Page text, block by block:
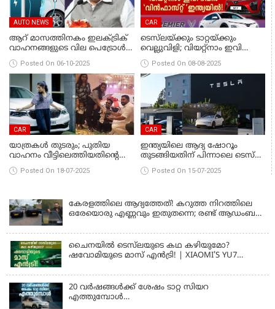
AUTO NEWS
ആറ് മാസത്തിനകം ഇലക്‌ട്രിക്
വാഹനങ്ങളുടെ വില പെട്രോൾ
വാഹനങ്ങൾക്ക് തുല്യമാകും:
കേന്ദ്രമന്ത്രി ഗഡ്കരി
Posted On 06-10-2025
CAR
ടെസ്‌ലയ്ക്കും ടാറ്റയ്ക്കും
വെല്ലുവിളി; വിയറ്റ്നാം ഇവി
ഭീമൻ 'വിൻഫാസ്റ്റ്' ഇന്ത്യയിൽ!
Posted On 08-08-2025
CAR
യാത്രകൾ തുടരും; പുതിയ
വാഹനം വീട്ടിലെത്തിയതിന്റെ
സന്തോഷം പങ്കുവച്ച് ഗിന്നസ്
പക്രുPosted On 18-07-2025
CAR
ഇന്ത്യയിലെ ആദ്യ ഷോറൂം
തുടങ്ങിയതിന് പിന്നാലെ ടെസ്‌ല
Y മോഡൽ ഇ.വിയുടെ വില
പുറത്തുവിട്ടു
Posted On 15-07-2025
കേരളത്തിലെ ആദ്യത്തേത്! കറുത്ത നിറത്തിലെ
ഒരേയൊരു എണ്ണവും ഇതുതന്നെ; രണ്ട് ആഡംബര
ചൈനയിൽ ടെസ്‌ലയുടെ കഥ കഴിയുമോ?
ഷവോമിയുടെ മാസ് എൻട്രി! | XIAOMI'S YU7
20 വർഷങ്ങൾക്ക് ശേഷം ടാറ്റ സിയറ
എത്തുമ്പോൾ…